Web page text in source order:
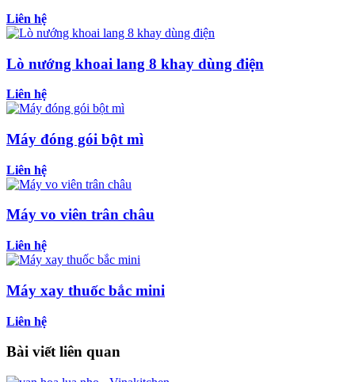
Liên hệ
Lò nướng khoai lang 8 khay dùng điện
Liên hệ
Máy đóng gói bột mì
Liên hệ
Máy vo viên trân châu
Liên hệ
Máy xay thuốc bắc mini
Liên hệ
Bài viết liên quan